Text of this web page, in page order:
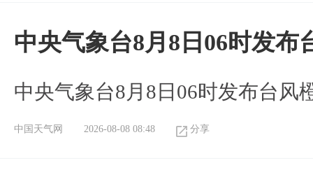
中央气象台8月8日06时发布
中央气象台8月8日06时发布台风
中国天气网 2026-08-08 08:48 分享